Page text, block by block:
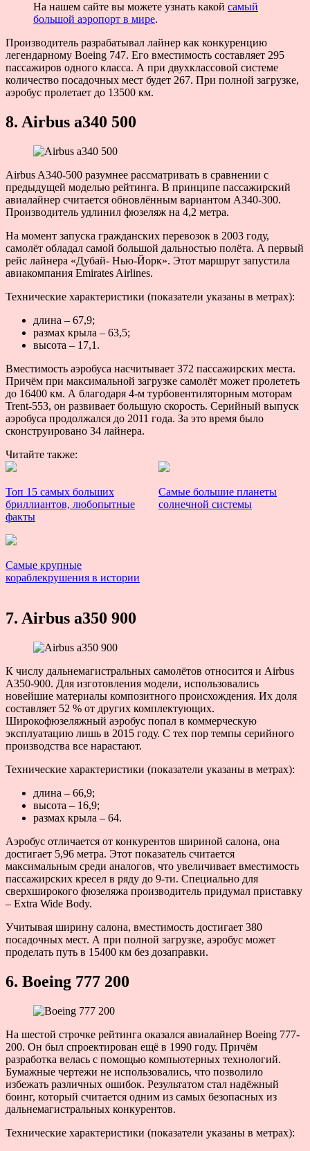
На нашем сайте вы можете узнать какой самый
большой аэропорт в мире.
Производитель разрабатывал лайнер как конкуренцию
легендарному Boeing 747. Его вместимость составляет 295
пассажиров одного класса. А при двухклассовой системе
количество посадочных мест будет 267. При полной загрузке,
аэробус пролетает до 13500 км.
8. Airbus a340 500
Airbus A340-500 разумнее рассматривать в сравнении с
предыдущей моделью рейтинга. В принципе пассажирский
авиалайнер считается обновлённым вариантом A340-300.
Производитель удлинил фюзеляж на 4,2 метра.
На момент запуска гражданских перевозок в 2003 году,
самолёт обладал самой большой дальностью полёта. А первый
рейс лайнера «Дубай- Нью-Йорк». Этот маршрут запустила
авиакомпания Emirates Airlines.
Технические характеристики (показатели указаны в метрах):
длина – 67,9;
размах крыла – 63,5;
высота – 17,1.
Вместимость аэробуса насчитывает 372 пассажирских места.
Причём при максимальной загрузке самолёт может пролететь
до 16400 км. А благодаря 4-м турбовентиляторным моторам
Trent-553, он развивает большую скорость. Серийный выпуск
аэробуса продолжался до 2011 года. За это время было
сконструировано 34 лайнера.
Читайте также:
Топ 15 самых больших
бриллиантов, любопытные
факты
Самые большие планеты
солнечной системы
Самые крупные
кораблекрушения в истории
7. Airbus a350 900
К числу дальнемагистральных самолётов относится и Airbus
A350-900. Для изготовления модели, использовались
новейшие материалы композитного происхождения. Их доля
составляет 52 % от других комплектующих.
Широкофюзеляжный аэробус попал в коммерческую
эксплуатацию лишь в 2015 году. С тех пор темпы серийного
производства все нарастают.
Технические характеристики (показатели указаны в метрах):
длина – 66,9;
высота – 16,9;
размах крыла – 64.
Аэробус отличается от конкурентов шириной салона, она
достигает 5,96 метра. Этот показатель считается
максимальным среди аналогов, что увеличивает вместимость
пассажирских кресел в ряду до 9-ти. Специально для
сверхширокого фюзеляжа производитель придумал приставку
– Extra Wide Body.
Учитывая ширину салона, вместимость достигает 380
посадочных мест. А при полной загрузке, аэробус может
проделать путь в 15400 км без дозаправки.
6. Boeing 777 200
На шестой строчке рейтинга оказался авиалайнер Boeing 777-
200. Он был спроектирован ещё в 1990 году. Причём
разработка велась с помощью компьютерных технологий.
Бумажные чертежи не использовались, что позволило
избежать различных ошибок. Результатом стал надёжный
боинг, который считается одним из самых безопасных из
дальнемагистральных конкурентов.
Технические характеристики (показатели указаны в метрах):